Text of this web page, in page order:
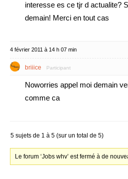
interesse es ce tjr d actualite?
demain! Merci en tout cas
4 février 2011 à 14 h 07 min
briiice Participant
Noworries appel moi demain
comme ca
5 sujets de 1 à 5 (sur un total de 5)
Le forum ‘Jobs whv’ est fermé à de